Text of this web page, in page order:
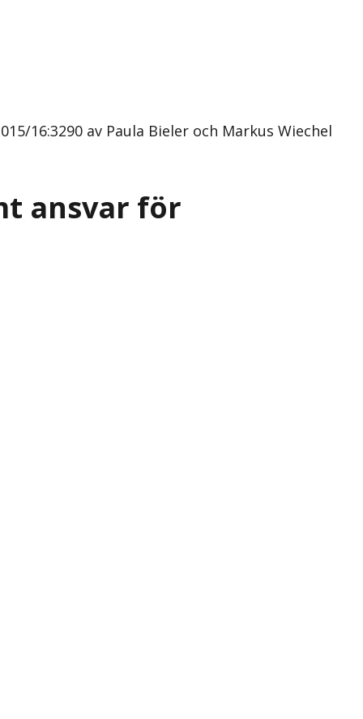
16:3290 av Paula Bieler och Markus Wiechel
ansvar för